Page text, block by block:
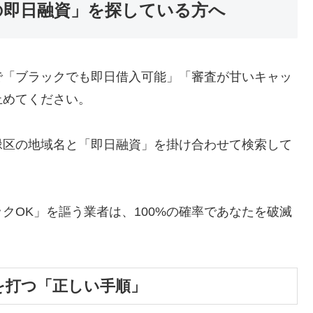
日融資」を探している方へ
ブラックでも即日借入可能」「審査が甘いキャッ
てください。
の地域名と「即日融資」を掛け合わせて検索して
OK」を謳う業者は、100%の確率であなたを破滅
つ「正しい手順」